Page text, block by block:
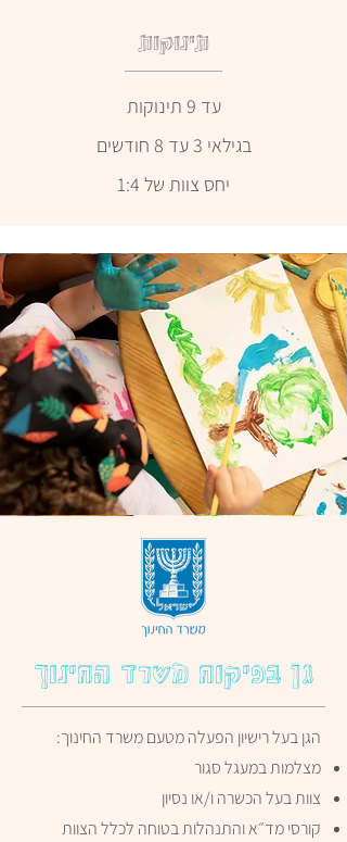
תינוקות
עד 9 תינוקות
בגילאי 3 עד 8 חודשים
יחס צוות של 1:4
גן בפיקוח משרד החינוך
הגן בעל רישיון הפעלה מטעם משרד החינוך:
מצלמות במעגל סגור
צוות בעל הכשרה ו/או נסיון
קורסי מד״א והתנהלות בטוחה לכלל הצוות